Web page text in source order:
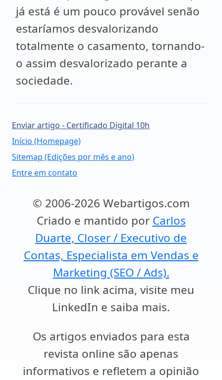
já está é um pouco provável senão
estaríamos desvalorizando
totalmente o casamento, tornando-
o assim desvalorizado perante a
sociedade.
Enviar artigo - Certificado Digital 10h
Início (Homepage)
Sitemap (Edições por mês e ano)
Entre em contato
© 2006-2026 Webartigos.com
Criado e mantido por Carlos
Duarte, Closer / Executivo de
Contas, Especialista em Vendas e
Marketing (SEO / Ads).
Clique no link acima, visite meu
LinkedIn e saiba mais.
Os artigos enviados para esta
revista online são apenas
informativos e refletem a opinião